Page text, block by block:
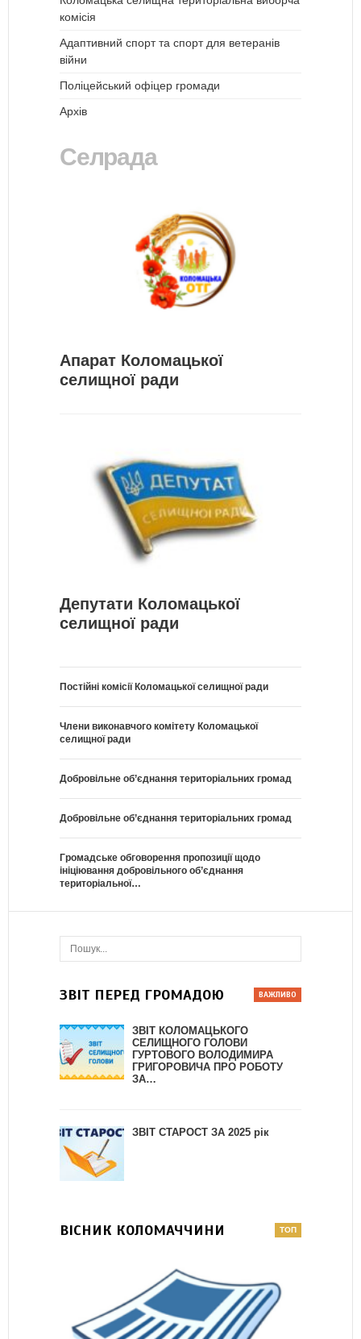
комісія
Адаптивний спорт та спорт для ветеранів
війни
Поліцейський офіцер громади
Архів
Селрада
Апарат Коломацької
селищної ради
Депутати Коломацької
селищної ради
Постійні комісії Коломацької селищної ради
Члени виконавчого комітету Коломацької
селищної ради
Добровільне об’єднання територіальних громад
Добровільне об’єднання територіальних громад
Громадське обговорення пропозиції щодо
ініціювання добровільного об’єднання
територіальної…
ЗВІТ ПЕРЕД ГРОМАДОЮ
ЗВІТ КОЛОМАЦЬКОГО
СЕЛИЩНОГО ГОЛОВИ
ГУРТОВОГО ВОЛОДИМИРА
ГРИГОРОВИЧА ПРО РОБОТУ
ЗА…
ЗВІТ СТАРОСТ ЗА 2025 рік
ВІСНИК КОЛОМАЧЧИНИ